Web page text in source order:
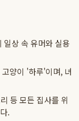
상 속 유머와 실용
양이 '하루'이며, 녀
등 모든 집사를 위
.